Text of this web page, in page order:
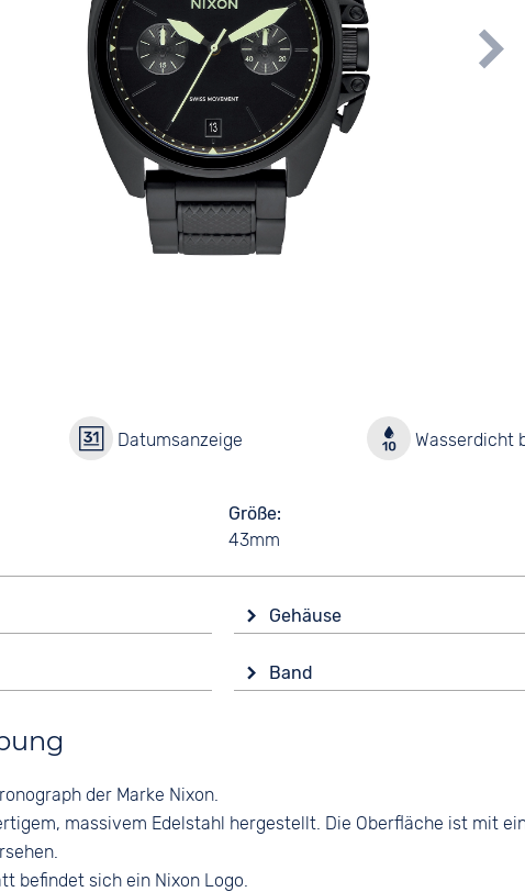
Datumsanzeige Wasserdicht
Größe
43mm
Gehäuse
Mineralglas
Edelstahl
Schwarz
Band
der Marke Nixon.
massivem Edelstahl hergestellt. Die Oberfläche ist mit
befindet sich ein Nixon Logo.